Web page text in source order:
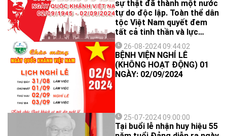
sự thật đã thành một nước
tự do độc lập. Toàn thể dân
tộc Việt Nam quyết đem
tất cả tinh thần và lực
lượng, tính mạng và của cải
để giữ vững quyền tự do,
độc lập ấy!"
26-08-2024 09:44:02
BỆNH VIỆN NGHỈ LỄ
(KHÔNG HOẠT ĐỘNG) 01
NGÀY: 02/09/2024
25-07-2024 09:00:00
Tại buổi lễ nhận huy hiệu 55